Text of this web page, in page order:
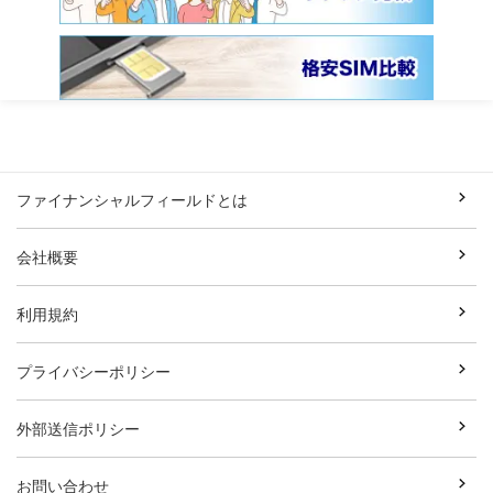
ファイナンシャルフィールドとは
会社概要
利用規約
プライバシーポリシー
外部送信ポリシー
お問い合わせ